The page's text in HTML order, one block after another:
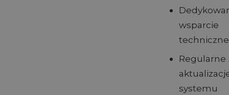
wsparcie
techniczne
Regularne
systemu